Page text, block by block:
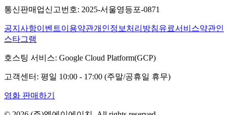
통신판매업신고번호: 2025-서울영등포-0871
공지사항이벤트이용약관개인정보처리방침유료서비스약관인
스타그램
호스팅 서비스: Google Cloud Platform(GCP)
고객센터: 평일 10:00 - 17:00 (주말/공휴일 휴무)
영화 판매하기